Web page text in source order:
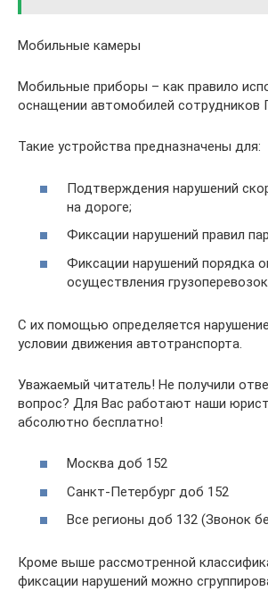
Мобильные камеры
Мобильные приборы – как правило
оснащении автомобилей
Такие устройства предназначены для:
Подтверждения нарушений
на дороге;
Фиксации нарушений правил
Фиксации нарушений порядка
осуществления грузоперевозок.
С их помощью определяется
условии движения автотранспорта.
Уважаемый читатель! Не получили
вопрос? Для Вас работают наши
абсолютно бесплатно!
Москва доб 152
Санкт-Петербург доб 152
Все регионы доб 132 (Звонок
Кроме выше рассмотренной
фиксации нарушений можно